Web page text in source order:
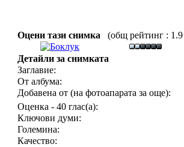
Оцени тази снимка
(общ рейтинг : 1.9
Детайли за снимката
Заглавие:
От албума:
Добавена от (на фотоапарата за още):
Оценка - 40 глас(а):
Ключови думи:
Големина:
Качество: